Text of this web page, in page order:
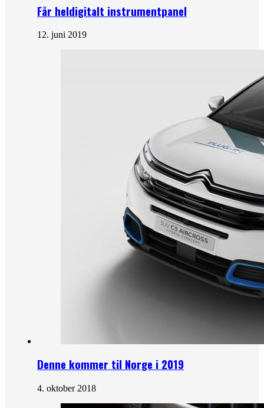
Får heldigitalt instrumentpanel
12. juni 2019
Denne kommer til Norge i 2019
4. oktober 2018